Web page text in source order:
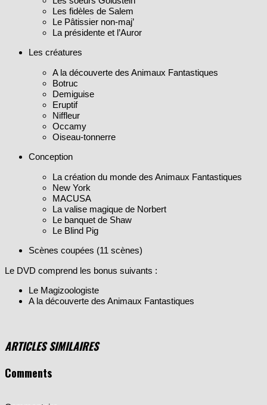
Le Pâtissier non-maj’
La présidente et l’Auror
Les créatures
A la découverte des Animaux Fantastiques
Botruc
Demiguise
Eruptif
Niffleur
Occamy
Oiseau-tonnerre
Conception
La création du monde des Animaux Fantastiques
New York
MACUSA
La valise magique de Norbert
Le banquet de Shaw
Le Blind Pig
Scènes coupées (11 scènes)
Le DVD comprend les bonus suivants :
Le Magizoologiste
A la découverte des Animaux Fantastiques